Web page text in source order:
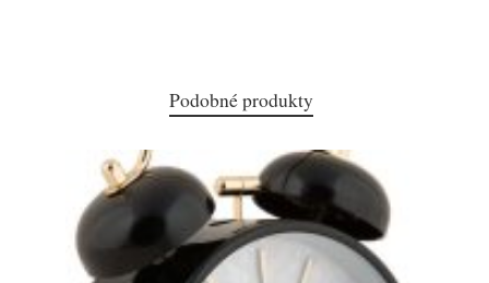
Podobné produkty